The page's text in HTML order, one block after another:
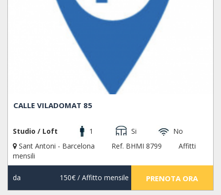
CALLE VILADOMAT 85
Studio / Loft 1 Si
No
Sant Antoni - Barcelona
Ref. BHMI 8799
Affitti
mensili
da 150€/ Affitto mensile PRENOTA ORA